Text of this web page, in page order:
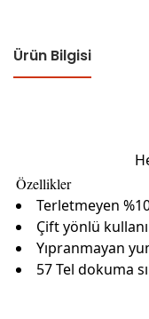
Ürün Bilgisi
Özellikler
Terletmeyen
Çift yönlü
Yıpranmayan
57 Tel dokuma